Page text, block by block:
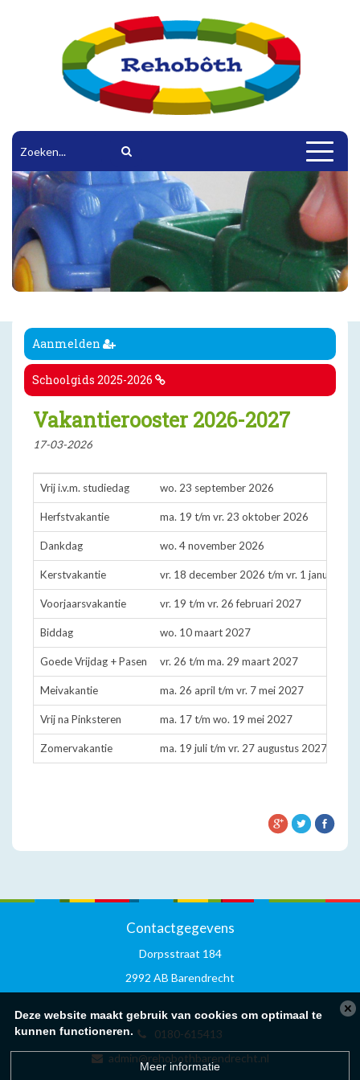
Toggle
Aanmelden
Schoolgids 2025-2026
Vakantierooster 2026-2027
17-03-2026
Vrij i.v.m. studiedag wo. 23 september 2026
Herfstvakantie ma. 19 t/m vr. 23 oktober 2026
Dankdag wo. 4 november 2026
Kerstvakantie vr. 18 december 2026 t/m vr. 1 januari
Voorjaarsvakantie vr. 19 t/m vr. 26 februari 2027
Biddag wo. 10 maart 2027
Goede Vrijdag + Pasen vr. 26 t/m ma. 29 maart 2027
Meivakantie ma. 26 april t/m vr. 7 mei 2027
Vrij na Pinksteren ma. 17 t/m wo. 19 mei 2027
Zomervakantie ma. 19 juli t/m vr. 27 augustus 2027
Contactgegevens
Dorpsstraat 184
2992 AB Barendrecht
0180-615413
admin@rehobothbarendrecht.nl
Deze website maakt gebruik van cookies om optimaal te
kunnen functioneren.
Meer informatie